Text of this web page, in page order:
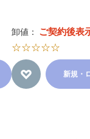
卸値： ご契約後表
☆☆☆☆☆
新規・